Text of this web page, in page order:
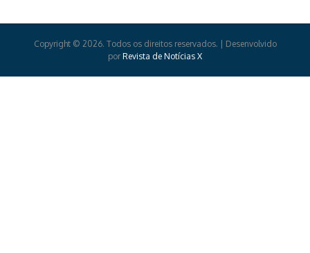
Copyright © 2026. Todos os direitos reservados. | Desenvolvido
por Revista de Notícias X